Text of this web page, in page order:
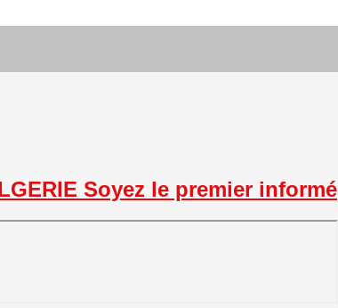
Soyez le premier informé